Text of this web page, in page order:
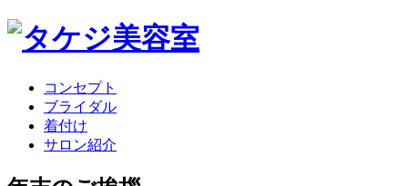
コンセプト
ブライダル
着付け
サロン紹介